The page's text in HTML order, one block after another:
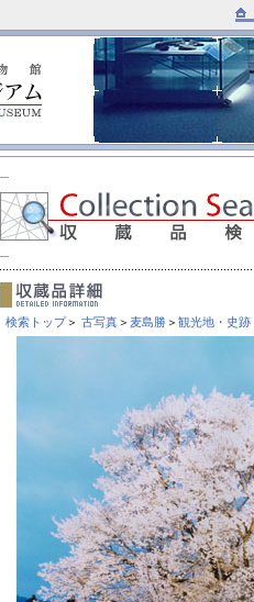
検索トップ＞ 古写真＞ 麦島勝＞ 観光地・史跡